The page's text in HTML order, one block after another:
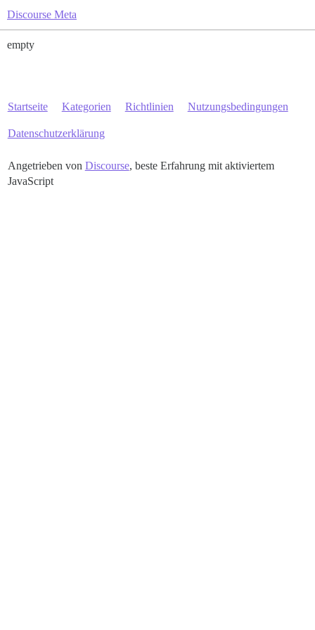
Discourse Meta
empty
Startseite Kategorien Richtlinien Nutzungsbedingungen
Datenschutzerklärung
Angetrieben von Discourse, beste Erfahrung mit aktiviertem
JavaScript